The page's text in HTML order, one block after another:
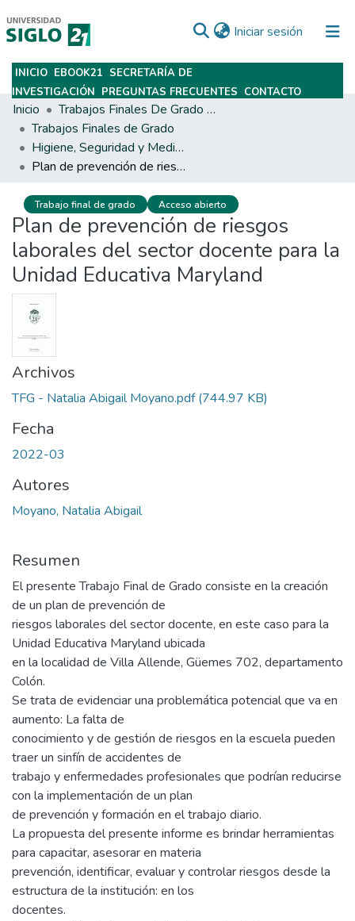
Iniciar sesión (current)
Subir
INICIO EBOOK21 SECRETARÍA DE
INVESTIGACIÓN PREGUNTAS FRECUENTES CONTACTO
Inicio
Trabajos Finales De Grado Y Posgrado
Trabajos Finales de Grado
Higiene, Seguridad y Medio Ambiente del Trabajo
Plan de prevención de riesgos laborales del sector docente para la Unidad Educativa Maryland
Trabajo final de grado Acceso abierto
Plan de prevención de riesgos
laborales del sector docente para la
Unidad Educativa Maryland
Archivos
TFG - Natalia Abigail Moyano.pdf(744.97 KB)
Fecha
2022-03
Autores
Moyano, Natalia Abigail
Resumen
El presente Trabajo Final de Grado consiste en la creación
de un plan de prevención de
riesgos laborales del sector docente, en este caso para la
Unidad Educativa Maryland ubicada
en la localidad de Villa Allende, Güemes 702, departamento
Colón.
Se trata de evidenciar una problemática potencial que va en
aumento: La falta de
conocimiento y de gestión de riesgos en la escuela pueden
traer un sinfín de accidentes de
trabajo y enfermedades profesionales que podrían reducirse
con la implementación de un plan
de prevención y formación en el trabajo diario.
La propuesta del presente informe es brindar herramientas
para capacitar, asesorar en materia
prevención, identificar, evaluar y controlar riesgos desde la
estructura de la institución: en los
docentes.